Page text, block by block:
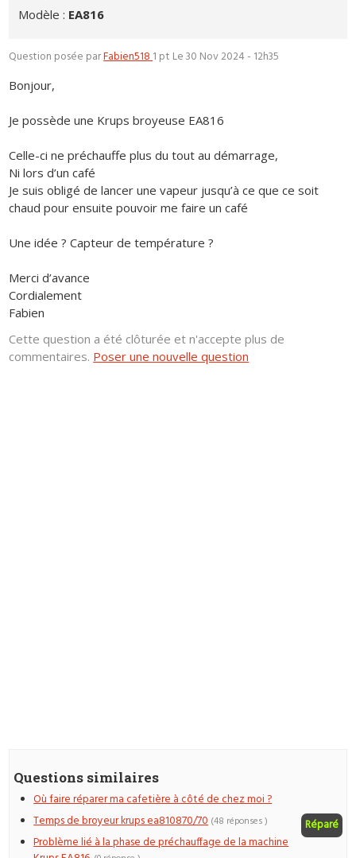
Modèle : EA816
Question posée parFabien5181 pt Le 30 Nov 2024 - 12h35
Bonjour,
Je possède une Krups broyeuse EA816
Celle-ci ne préchauffe plus du tout au démarrage,
Ni lors d’un café
Je suis obligé de lancer une vapeur jusqu’à ce que ce soit
chaud pour ensuite pouvoir me faire un café
Une idée ? Capteur de température ?
Merci d’avance
Cordialement
Fabien
Cette question a été clôturée et n'accepte plus de
commentaires. Poser une nouvelle question
Questions similaires
Où faire réparer ma cafetière à côté de chez moi ?
Temps de broyeur krups ea810870/70
Réparé
(48 réponses )
Problème lié à la phase de préchauffage de la machine